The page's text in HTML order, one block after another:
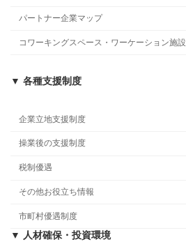
パートナー企業マップ
コワーキングスペース・ワーケーション施設
▼ 各種支援制度
企業立地支援制度
操業後の支援制度
税制優遇
その他お役立ち情報
市町村優遇制度
▼ 人材確保・投資環境